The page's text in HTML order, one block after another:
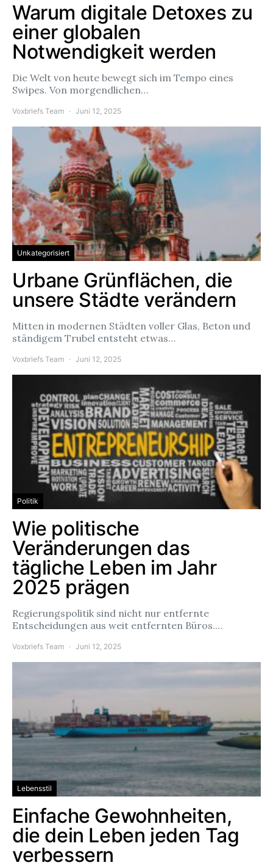
Warum digitale Detoxes zu
einer globalen
Notwendigkeit werden
Die Welt von heute bewegt sich im Tempo eines
Swipes. Von morgendlichen…
Voxbriefs Team Juni 12, 2025
Unkategorisiert
Urbane Grünflächen, die
unsere Städte verändern
Mitten in modernen Städten voller Glas, Beton und
ständigem Trubel entsteht etwas…
Voxbriefs Team Juni 12, 2025
Politik
Wie politische
Veränderungen das
tägliche Leben im Jahr
2025 prägen
Regierungspolitik sind nicht nur entfernte
Entscheidungen aus weit entfernten Büros.…
Voxbriefs Team Juni 12, 2025
Lebensstil
Einfache Gewohnheiten,
die dein Leben jeden Tag
verbessern